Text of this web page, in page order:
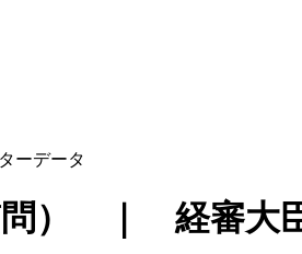
データ
） ｜ 経審大